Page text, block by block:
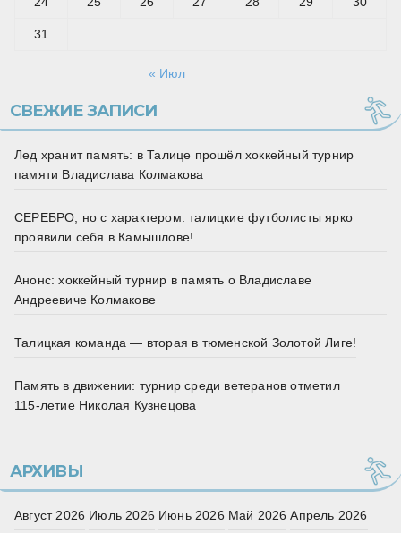
31
« Июл
СВЕЖИЕ ЗАПИСИ
Лед хранит память: в Талице прошёл хоккейный турнир
памяти Владислава Колмакова
СЕРЕБРО, но с характером: талицкие футболисты ярко
проявили себя в Камышлове!
Анонс: хоккейный турнир в память о Владиславе
Андреевиче Колмакове
Талицкая команда — вторая в тюменской Золотой Лиге!
Память в движении: турнир среди ветеранов отметил
115‑летие Николая Кузнецова
АРХИВЫ
Август 2026 Июль 2026 Июнь 2026 Май 2026 Апрель 2026